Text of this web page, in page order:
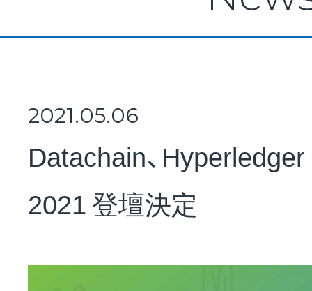
Speeeとは
NEWS
2021.05.06
Datachain、
2021 登壇決定